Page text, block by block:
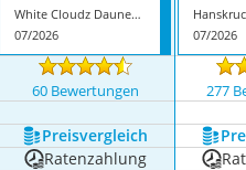
White Cloudz Daunendecke Graz
07/2026
07/2026
60 Bewertungen 277
Preis­vergleich
Ratenzahlung